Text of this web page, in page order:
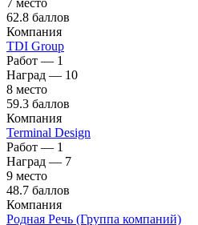
62.8 баллов
Компания
TDI Group
Работ — 1
Наград — 10
8 место
59.3 баллов
Компания
Terminal Design
Работ — 1
Наград — 7
9 место
48.7 баллов
Компания
Родная Речь (Группа компаний)